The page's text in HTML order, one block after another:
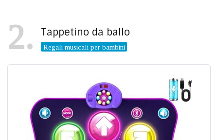
2 Tappetino da ballo
Regali musicali per bambini